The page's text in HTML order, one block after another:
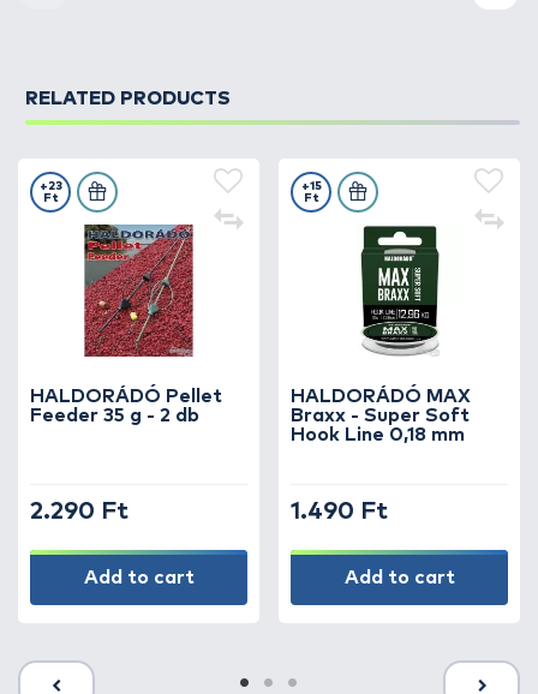
RELATED PRODUCTS
HALDORÁDÓ Pellet
Feeder 35 g - 2 db
+23
Ft
2.290 Ft
Add to cart
HALDORÁDÓ MAX
Braxx - Super Soft
Hook Line 0,18 mm
+15
Ft
1.490 Ft
Add to cart